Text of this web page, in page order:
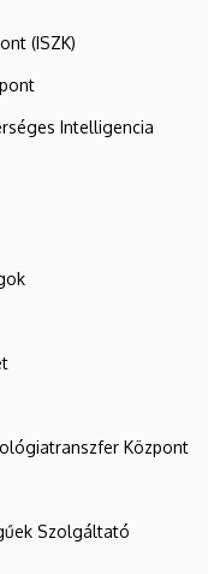
(ISZK)
Intelligencia
Központ
Szolgáltató